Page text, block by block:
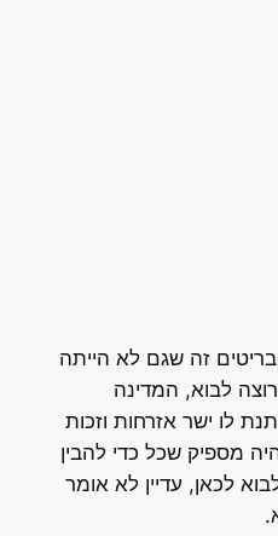
זה שגם לא הייתה
לבוא, המדינה
לו ישר אזרחות וזכות
מספיק שכל כדי להבין
לכאן, עדיין לא אומר